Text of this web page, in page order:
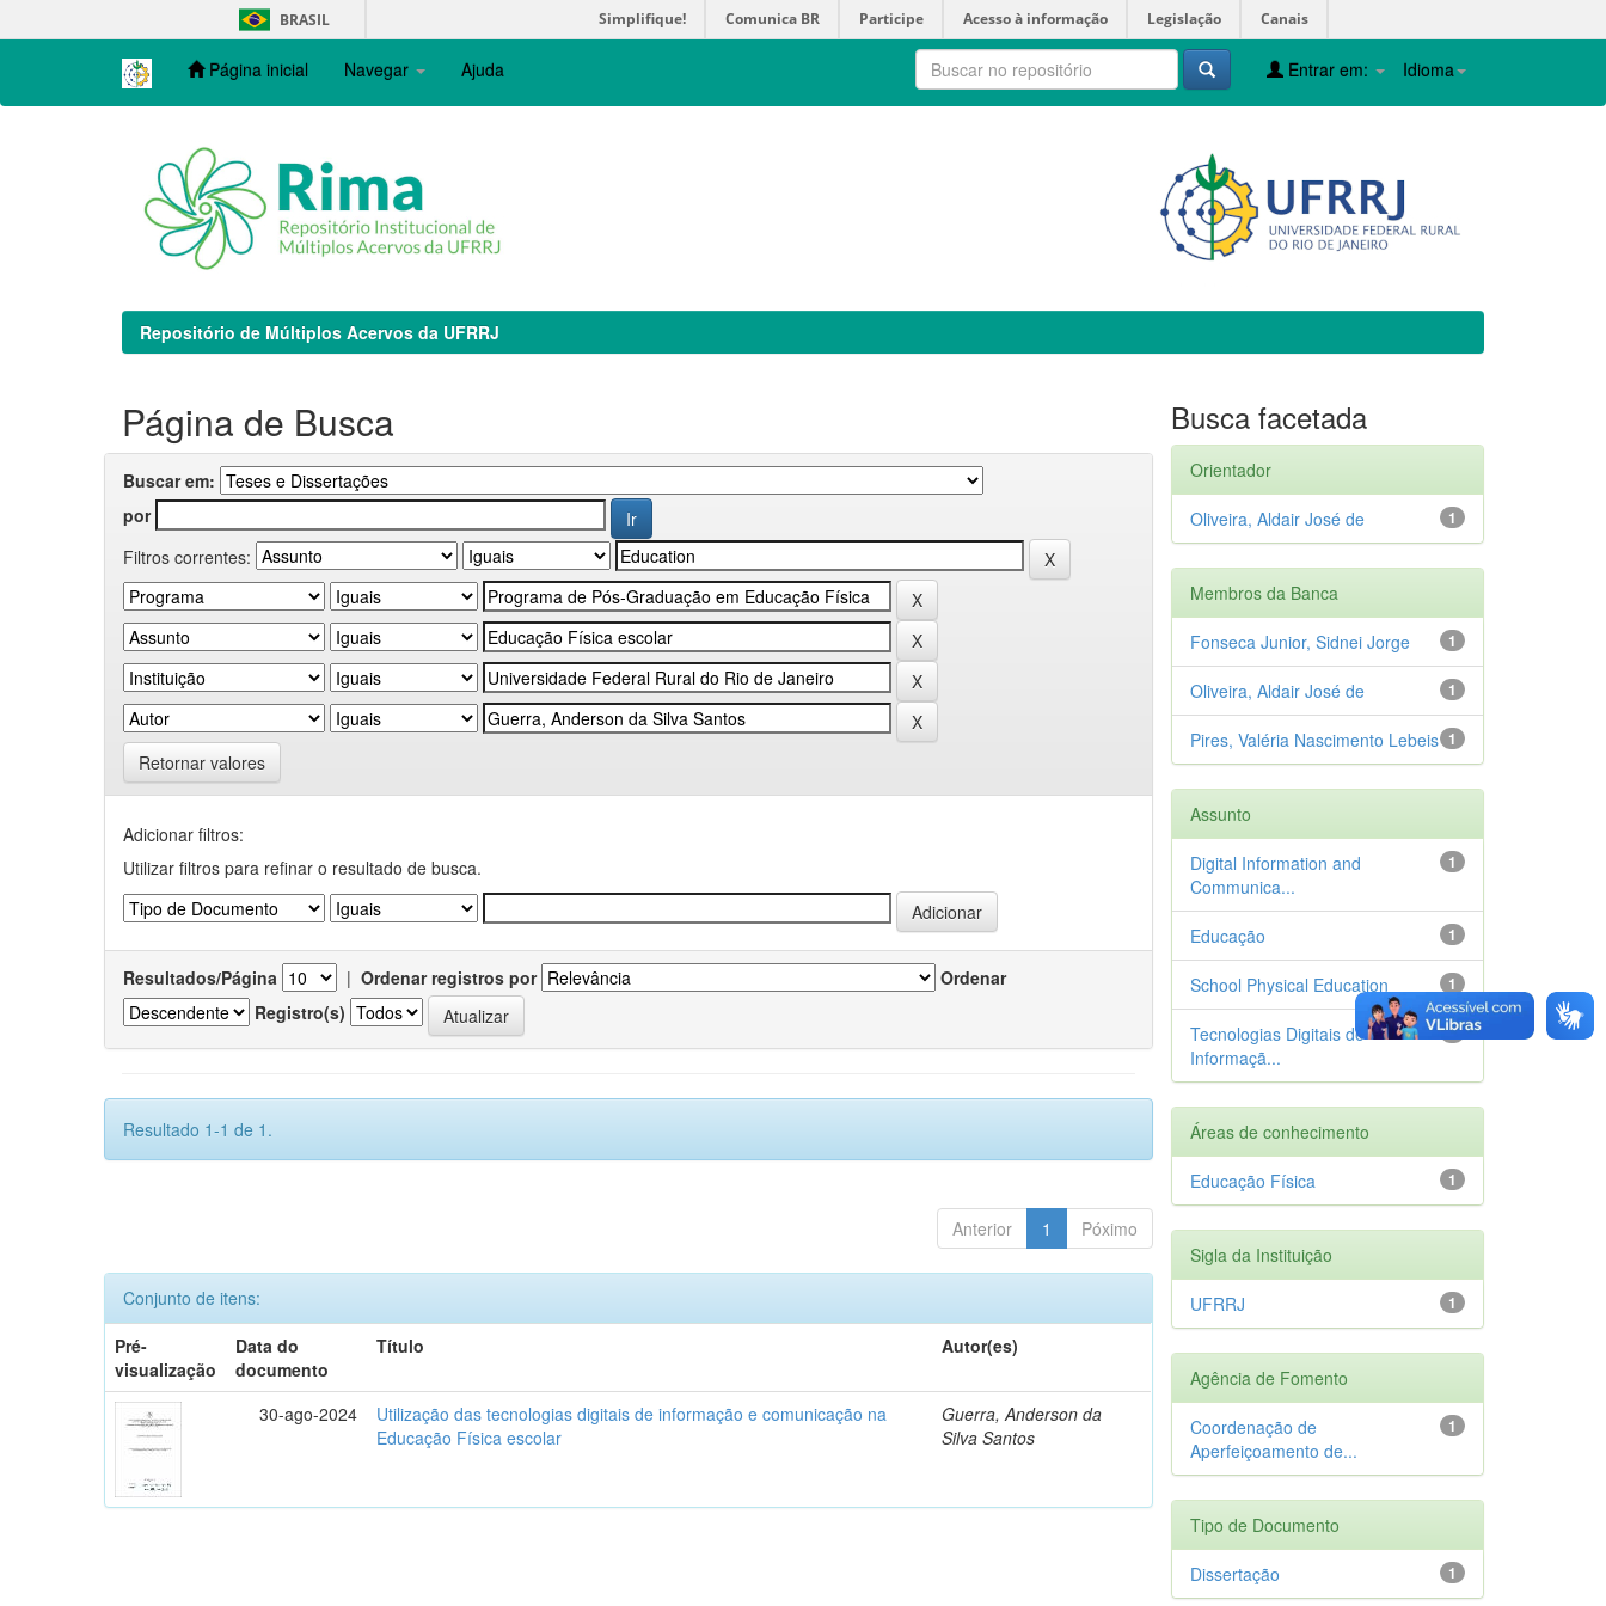
navigation
BRASIL Simplifique! Comunica BR Participe Acesso à informação Legislação Canais
Página inicial Navegar Ajuda Idioma
Entrar em:
Repositório de Múltiplos Acervos da UFRRJ
Página de Busca
Buscar em:
por
Filtros correntes:
Retornar valores
Adicionar filtros:
Utilizar filtros para refinar o resultado de busca.
Resultados/Página | Ordenar registros por
Ordenar
Registro(s)
Resultado 1-1 de 1.
Anterior 1 Póximo
Conjunto de itens:
Pré-
visualização
Data do
documento
Título Autor(es)
30-ago-2024
Utilização das tecnologias digitais de informação e comunicação na
Educação Física escolar
Guerra, Anderson da
Silva Santos
Busca facetada
Orientador
1
Oliveira, Aldair José de
Membros da Banca
1
Fonseca Junior, Sidnei Jorge
1
Oliveira, Aldair José de
1
Pires, Valéria Nascimento Lebeis
Assunto
1
Digital Information and
Communica...
1
Educação
1
School Physical Education
1
Tecnologias Digitais de
Informaçã...
Áreas de conhecimento
1
Educação Física
Sigla da Instituição
1
UFRRJ
Agência de Fomento
1
Coordenação de
Aperfeiçoamento de...
Tipo de Documento
1
Dissertação